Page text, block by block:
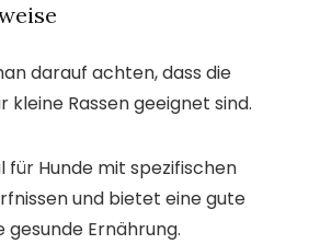
darauf achten, dass die
kleine Rassen geeignet sind.
für Hunde mit spezifischen
und bietet eine gute
Ernährung.